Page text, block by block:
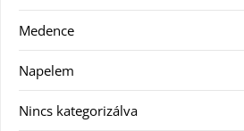
Medence
Napelem
Nincs kategorizálva